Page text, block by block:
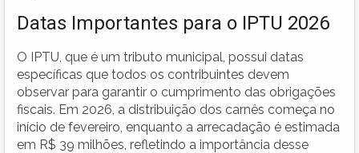
Datas Importantes para o IPTU 2026
O IPTU, que é um tributo municipal, possui datas
específicas que todos os contribuintes devem
observar para garantir o cumprimento das obrigações
fiscais. Em 2026, a distribuição dos carnês começa no
início de fevereiro, enquanto a arrecadação é estimada
em R$ 39 milhões, refletindo a importância desse